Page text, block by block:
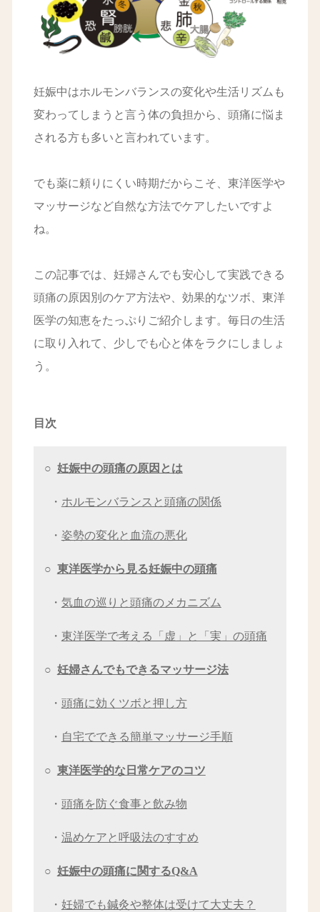
妊娠中はホルモンバランスの変化や生活リズムも
変わってしまうと言う体の負担から、頭痛に悩ま
される方も多いと言われています。
でも薬に頼りにくい時期だからこそ、東洋医学や
マッサージなど自然な方法でケアしたいですよ
ね。
この記事では、妊婦さんでも安心して実践できる
頭痛の原因別のケア方法や、効果的なツボ、東洋
医学の知恵をたっぷりご紹介します。毎日の生活
に取り入れて、少しでも心と体をラクにしましょ
う。
目次
○ 妊娠中の頭痛の原因とは
・ ホルモンバランスと頭痛の関係
・ 姿勢の変化と血流の悪化
○ 東洋医学から見る妊娠中の頭痛
・ 気血の巡りと頭痛のメカニズム
・ 東洋医学で考える「虚」と「実」の頭痛
○ 妊婦さんでもできるマッサージ法
・ 頭痛に効くツボと押し方
・ 自宅でできる簡単マッサージ手順
○ 東洋医学的な日常ケアのコツ
・ 頭痛を防ぐ食事と飲み物
・ 温めケアと呼吸法のすすめ
○ 妊娠中の頭痛に関するQ&A
・ 妊婦でも鍼灸や整体は受けて大丈夫？